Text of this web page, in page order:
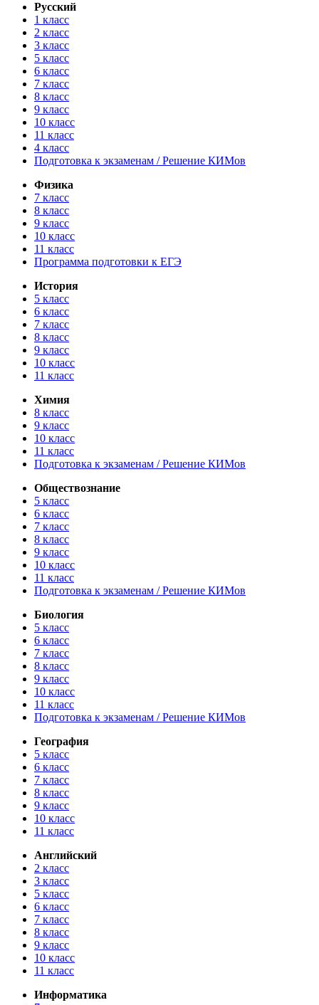
Русский
1 класс
2 класс
3 класс
5 класс
6 класс
7 класс
8 класс
9 класс
10 класс
11 класс
4 класс
Подготовка к экзаменам / Решение КИМов
Физика
7 класс
8 класс
9 класс
10 класс
11 класс
Программа подготовки к ЕГЭ
История
5 класс
6 класс
7 класс
8 класс
9 класс
10 класс
11 класс
Химия
8 класс
9 класс
10 класс
11 класс
Подготовка к экзаменам / Решение КИМов
Обществознание
5 класс
6 класс
7 класс
8 класс
9 класс
10 класс
11 класс
Подготовка к экзаменам / Решение КИМов
Биология
5 класс
6 класс
7 класс
8 класс
9 класс
10 класс
11 класс
Подготовка к экзаменам / Решение КИМов
География
5 класс
6 класс
7 класс
8 класс
9 класс
10 класс
11 класс
Английский
2 класс
3 класс
5 класс
6 класс
7 класс
8 класс
9 класс
10 класс
11 класс
Информатика